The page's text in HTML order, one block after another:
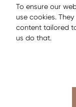
Cookie settings
To ensure our
use cookies.
content tailored
us do that.